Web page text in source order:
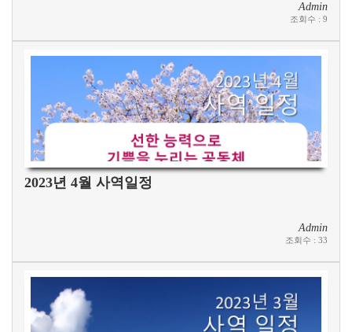
Admin
조회수 : 9
2023년 4월 사역일정
Admin
조회수 : 33